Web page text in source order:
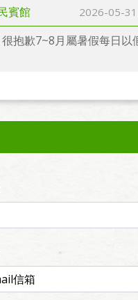
賓館 2026-05-
抱歉7~8月屬暑假每日以